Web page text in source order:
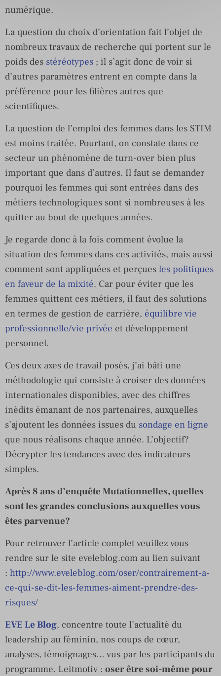
numérique.
La question du choix d’orientation fait l’objet de
nombreux travaux de recherche qui portent sur le
poids des stéréotypes ; il s’agit donc de voir si
d’autres paramètres entrent en compte dans la
préférence pour les filières autres que
scientifiques.
La question de l’emploi des femmes dans les STIM
est moins traitée. Pourtant, on constate dans ce
secteur un phénomène de turn-over bien plus
important que dans d’autres. Il faut se demander
pourquoi les femmes qui sont entrées dans des
métiers technologiques sont si nombreuses à les
quitter au bout de quelques années.
Je regarde donc à la fois comment évolue la
situation des femmes dans ces activités, mais aussi
comment sont appliquées et perçues les politiques
en faveur de la mixité. Car pour éviter que les
femmes quittent ces métiers, il faut des solutions
en termes de gestion de carrière, équilibre vie
professionnelle/vie privée et développement
personnel.
Ces deux axes de travail posés, j’ai bâti une
méthodologie qui consiste à croiser des données
internationales disponibles, avec des chiffres
inédits émanant de nos partenaires, auxquelles
s’ajoutent les données issues du sondage en ligne
que nous réalisons chaque année. L’objectif?
Décrypter les tendances avec des indicateurs
simples.
Après 8 ans d’enquête Mutationnelles, quelles
sont les grandes conclusions auxquelles vous
êtes parvenue?
Pour retrouver l’article complet veuillez vous
rendre sur le site eveleblog.com au lien suivant
: http://www.eveleblog.com/oser/contrairement-a-
ce-qui-se-dit-les-femmes-aiment-prendre-des-
risques/
EVE Le Blog, concentre toute l’actualité du
leadership au féminin, nos coups de cœur,
analyses, témoignages… vus par les participants du
programme. Leitmotiv : oser être soi-même pour